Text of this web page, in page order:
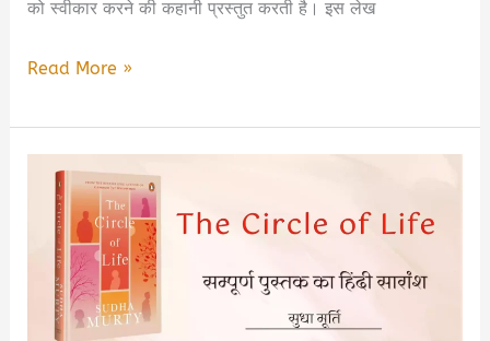
को स्वीकार करने की कहानी प्रस्तुत करती है। इस लेख
Out
the
Nest
Book
Summary
PDF
Download
Read More »